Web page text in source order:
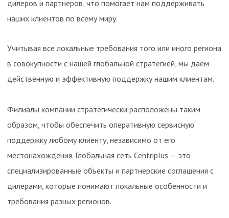
дилеров и партнеров, что помогает нам поддерживать
наших клиентов по всему миру.
Учитывая все локальные требования того или иного региона
в совокупности с нашей глобальной стратегией, мы даем
действенную и эффективную поддержку нашим клиентам.
Филиалы компании стратегически расположены таким
образом, чтобы обеспечить оперативную сервисную
поддержку любому клиенту, независимо от его
местонахождения. Глобальная сеть Centriplus — это
специализированные объекты и партнерские соглашения с
дилерами, которые понимают локальные особенности и
требования разных регионов.